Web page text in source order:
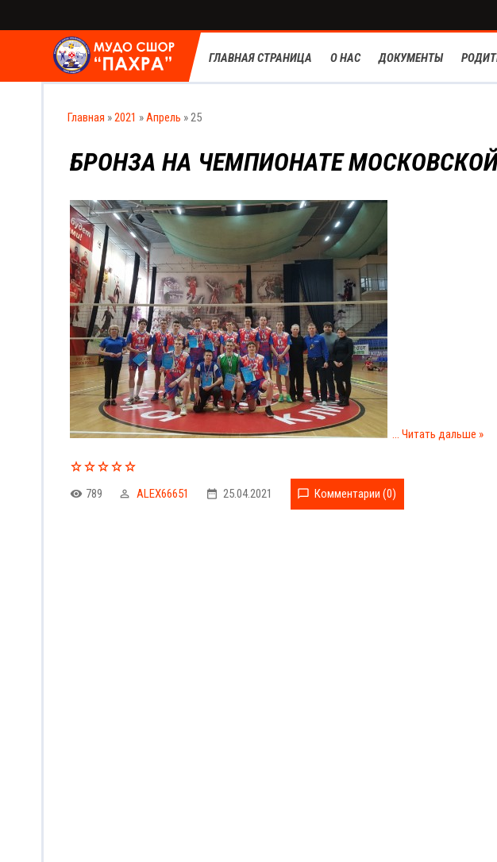
ГЛАВНАЯ СТРАНИЦА О НАС ДОКУМЕНТЫ
Главная »2021 »Апрель » 25
БРОНЗА НА ЧЕМПИОНАТЕ
Читать дальше »
789 ALEX66651 25.04.2021 Комментарии (0)